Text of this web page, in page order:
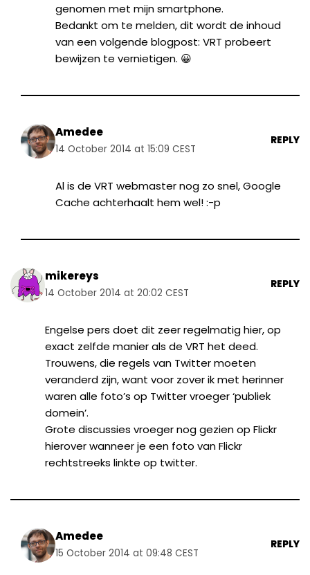
genomen met mijn smartphone.
Bedankt om te melden, dit wordt de inhoud
van een volgende blogpost: VRT probeert
bewijzen te vernietigen. 😀
Amedee
14 October 2014 at 15:09 CEST
REPLY
Al is de VRT webmaster nog zo snel, Google
Cache achterhaalt hem wel! :-p
mikereys
14 October 2014 at 20:02 CEST
REPLY
Engelse pers doet dit zeer regelmatig hier, op
exact zelfde manier als de VRT het deed.
Trouwens, die regels van Twitter moeten
veranderd zijn, want voor zover ik met herinner
waren alle foto’s op Twitter vroeger ‘publiek
domein’.
Grote discussies vroeger nog gezien op Flickr
hierover wanneer je een foto van Flickr
rechtstreeks linkte op twitter.
Amedee
15 October 2014 at 09:48 CEST
REPLY